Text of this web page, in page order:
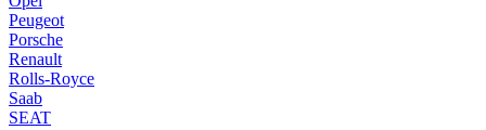
Peugeot
Porsche
Renault
Rolls-Royce
Saab
SEAT